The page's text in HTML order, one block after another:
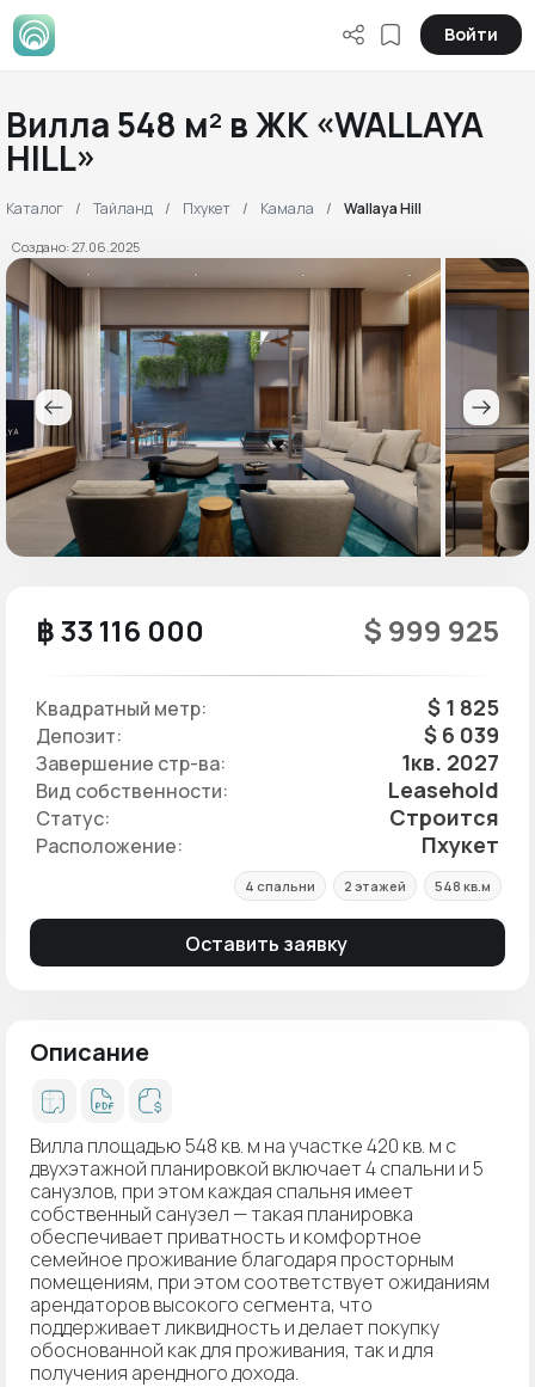
Войти
Вилла 548 м² в ЖК «WALLAYA
HILL»
Каталог Тайланд Пхукет Камала Wallaya Hill
Создано: 27.06.2025
฿ 33 116 000 $ 999 925
Квадратный метр: $ 1 825
Депозит: $ 6 039
Завершение стр-ва: 1кв. 2027
Вид собственности: Leasehold
Статус: Строится
Расположение: Пхукет
4 спальни 2 этажей 548 кв.м
Оставить заявку
Описание
Вилла площадью 548 кв. м на участке 420 кв. м с
двухэтажной планировкой включает 4 спальни и 5
санузлов, при этом каждая спальня имеет
собственный санузел — такая планировка
обеспечивает приватность и комфортное
семейное проживание благодаря просторным
помещениям, при этом соответствует ожиданиям
арендаторов высокого сегмента, что
поддерживает ликвидность и делает покупку
обоснованной как для проживания, так и для
получения арендного дохода.